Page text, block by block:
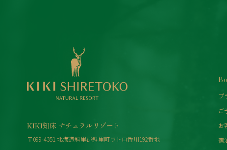
KIKI知床 ナチュラルリゾート
〒099-4351 北海道斜里郡斜里町ウトロ香川192番地
プ
ご
お
宿